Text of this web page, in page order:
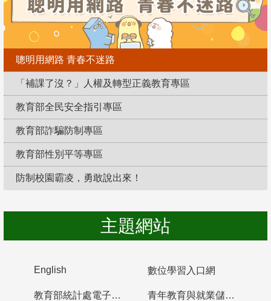
聰明用網路 青春不迷路
「補課了沒？」人權及轉型正義教育專區
教育部全民安全指引專區
教育部詐騙防制專區
教育部性別平等專區
防制校園霸凌，勇敢說出來！
主題網站
English 數位學習入口網
教育部統計處電子書櫃 青年教育與就業儲蓄帳戶